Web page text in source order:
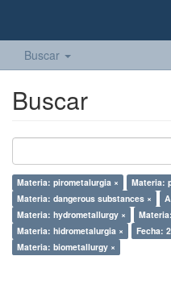
Buscar
Buscar
Materia: pirometalurgia × Materia:
Materia: dangerous substances ×
Materia: hydrometallurgy ×
Materia: hidrometalurgia ×
Fecha:
Materia: biometallurgy ×